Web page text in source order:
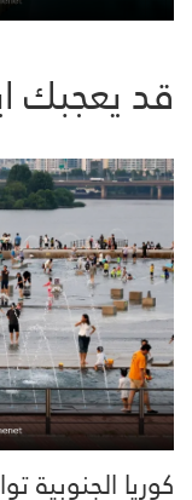
قد يعجبك